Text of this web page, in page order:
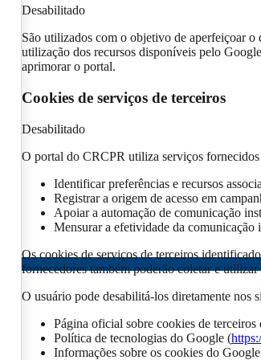
Desabilitado
São utilizados com o objetivo de aperfeiçoar o
utilização dos recursos disponíveis pelo
aprimorar o portal.
Cookies de serviços de terceiros
Desabilitado
O portal do CRCPR utiliza serviços
Identificar preferências e recursos
Registrar a origem de acesso em
Apoiar a automação de comunicação
Mensurar a efetividade da
Os cookies de serviços de terceiros
fornecedores também poderão coletar e
O usuário pode desabilitá-los diretamente nos
Página oficial sobre cookies de terceiros
Política de tecnologias do Google (
Informações sobre os cookies do